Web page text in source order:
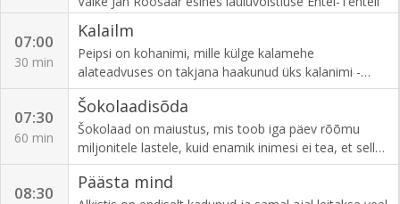
lõppkonserdil Estonia konserdisaalis 1970. aastal
Kustas Kikerpuu ansambli saatel Meeta Terri ja Liina
Raudsiku lauluga.
07:00
30 min
Kalailm
Peipsi on kohanimi, mille külge kalamehe
alateadvuses on takjana haakunud üks kalanimi -
ahven, kuivõrd tänapäeval käiakse Peipsi järve peal
püüdmas eeskätt ikka just seda kala. Ahvenat
jahitakse Peipsil suure suve ajal, vara-, kesk- ja
hilissügisel ning ka läbi terve talve; jahitakse
erisuguste lantide ja tirkudega, nii- ja naasuguste
rakendustega. Peipsi ahvenaid püüab seekord ka
07:30
60 min
Šokolaadisõda
Šokolaad on maiustus, mis toob iga päev rõõmu
miljonitele lastele, kuid enamik inimesi ei tea, et selle
saamiseks kasutatakse tuhandete laste orjatööd.
Inimõigusteadvokaat Terry Collingsworth on võtnud
08:30
Päästa mind